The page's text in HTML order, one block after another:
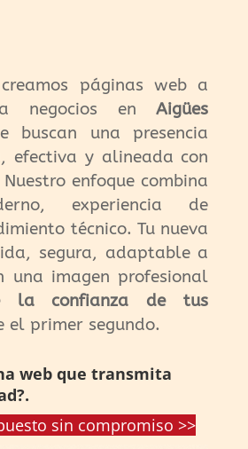
creamos páginas web a
negocios enAigües
buscan una presencia
efectiva y alineada con
enfoque combina
experiencia de
técnico. Tu nueva
segura, adaptable a
una imagen profesional
la confianza de tus
el primer segundo.
web que transmita
sin compromiso >>